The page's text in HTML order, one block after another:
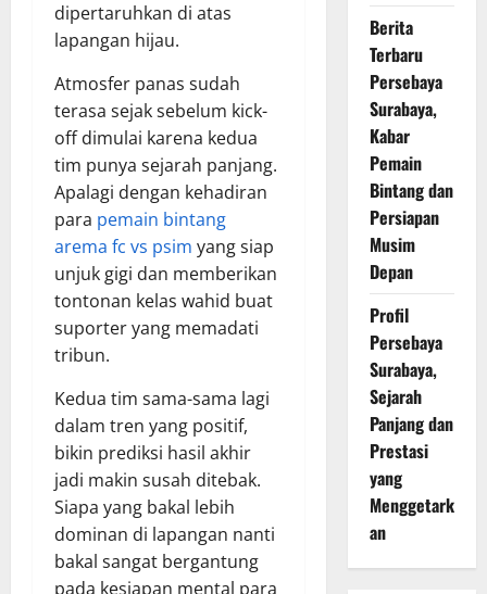
dipertaruhkan di atas
lapangan hijau.
Atmosfer panas sudah
terasa sejak sebelum kick-
off dimulai karena kedua
tim punya sejarah panjang.
Apalagi dengan kehadiran
para pemain bintang
arema fc vs psim yang siap
unjuk gigi dan memberikan
tontonan kelas wahid buat
suporter yang memadati
tribun.
Kedua tim sama-sama lagi
dalam tren yang positif,
bikin prediksi hasil akhir
jadi makin susah ditebak.
Siapa yang bakal lebih
dominan di lapangan nanti
bakal sangat bergantung
pada kesiapan mental para
Berita
Terbaru
Persebaya
Surabaya,
Kabar
Pemain
Bintang dan
Persiapan
Musim
Depan
Profil
Persebaya
Surabaya,
Sejarah
Panjang dan
Prestasi
yang
Menggetark
an